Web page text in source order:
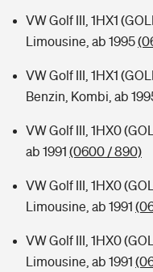
Sie haben Fragen?
VW Golf III, 1HX1
Limousine, ab 1995
VW Golf III, 1HX1
Benzin, Kombi, ab
VW Golf III, 1HX0
ab 1991 (0600 / 890)
VW Golf III, 1HX0
Limousine, ab 1991
VW Golf III, 1HX0
Limousine, ab 1991